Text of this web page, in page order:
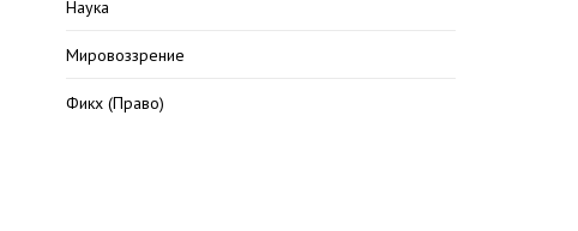
Наука
Мировоззрение
Фикх (Право)